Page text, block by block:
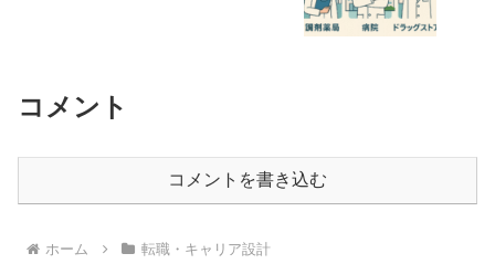
コメント
コメントを書き込む
ホーム 転職・キャリア設計